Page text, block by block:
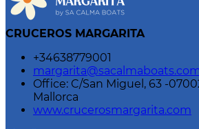
CRUCEROS MARGARITA
+34638779001
Office: C/San Miguel, 63 -
Mallorca
www.crucerosmargarita.com